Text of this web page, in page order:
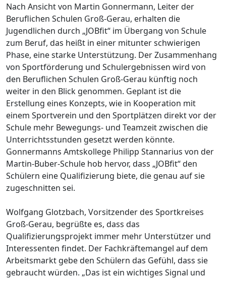
Nach Ansicht von Martin Gonnermann, Leiter der
Beruflichen Schulen Groß-Gerau, erhalten die
Jugendlichen durch „JOBfit“ im Übergang von Schule
zum Beruf, das heißt in einer mitunter schwierigen
Phase, eine starke Unterstützung. Der Zusammenhang
von Sportförderung und Schulergebnissen wird von
den Beruflichen Schulen Groß-Gerau künftig noch
weiter in den Blick genommen. Geplant ist die
Erstellung eines Konzepts, wie in Kooperation mit
einem Sportverein und den Sportplätzen direkt vor der
Schule mehr Bewegungs- und Teamzeit zwischen die
Unterrichtsstunden gesetzt werden könnte.
Gonnermanns Amtskollege Philipp Stannarius von der
Martin-Buber-Schule hob hervor, dass „JOBfit“ den
Schülern eine Qualifizierung biete, die genau auf sie
zugeschnitten sei.
Wolfgang Glotzbach, Vorsitzender des Sportkreises
Groß-Gerau, begrüßte es, dass das
Qualifizierungsprojekt immer mehr Unterstützer und
Interessenten findet. Der Fachkräftemangel auf dem
Arbeitsmarkt gebe den Schülern das Gefühl, dass sie
gebraucht würden. „Das ist ein wichtiges Signal und